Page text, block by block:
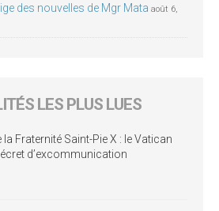
des nouvelles de Mgr Mata août 6,
LES PLUS LUES
la Fraternité Saint-Pie X : le Vatican
d’excommunication